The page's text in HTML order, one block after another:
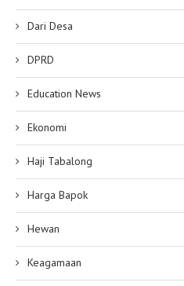
Dari Desa
DPRD
Education News
Ekonomi
Haji Tabalong
Harga Bapok
Hewan
Keagamaan